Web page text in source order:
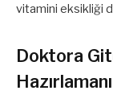
vitamini eksikliği
Doktora